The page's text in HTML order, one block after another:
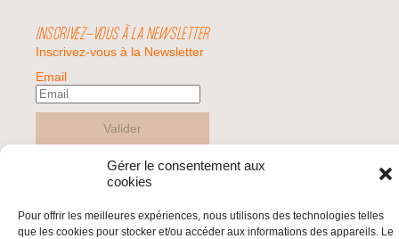
Gérer le consentement aux
cookies
Pour offrir les meilleures expériences, nous utilisons des technologies telles
que les cookies pour stocker et/ou accéder aux informations des appareils. Le
INSCRIVEZ-VOUS À LA NEWSLETTER
Inscrivez-vous à la Newsletter
Email
Valider
citoyenne et non-violente à l'impunité d'Israël |